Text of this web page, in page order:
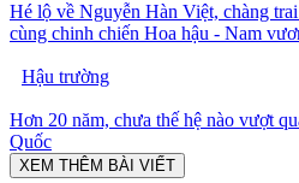
Hé lộ về Nguyễn Hàn Việt, chàng
cùng chinh chiến Hoa hậu - Nam
Hậu trường
Hơn 20 năm, chưa thế hệ nào vượt
Quốc
XEM THÊM BÀI VIẾT